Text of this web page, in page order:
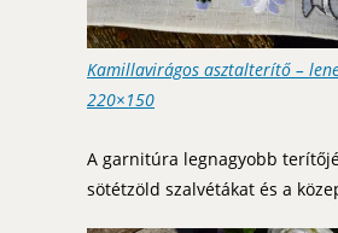
Kamillavirágos asztalterítő –
220×150
A garnitúra legnagyobb
sötétzöld szalvétákat és a